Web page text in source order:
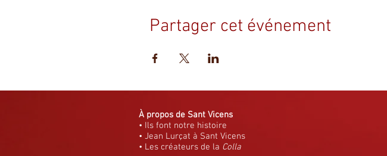
Partager cet événement
À propos de Sant Vicens
• Ils font notre histoire
• Jean Lurçat à Sant Vicens
• Les créateurs de la Colla